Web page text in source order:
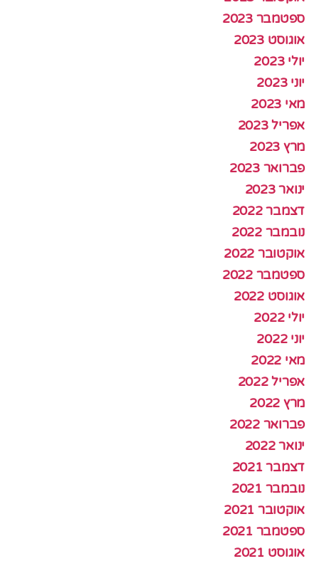
ספטמבר 2023
אוגוסט 2023
יולי 2023
יוני 2023
מאי 2023
אפריל 2023
מרץ 2023
פברואר 2023
ינואר 2023
דצמבר 2022
נובמבר 2022
אוקטובר 2022
ספטמבר 2022
אוגוסט 2022
יולי 2022
יוני 2022
מאי 2022
אפריל 2022
מרץ 2022
פברואר 2022
ינואר 2022
דצמבר 2021
נובמבר 2021
אוקטובר 2021
ספטמבר 2021
אוגוסט 2021